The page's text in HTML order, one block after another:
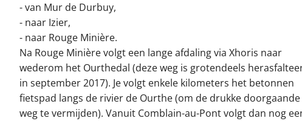
- van Mur de Durbuy,
- naar Izier,
- naar Rouge Minière.
Na Rouge Minière volgt een lange afdaling via Xhoris naar
wederom het Ourthedal (deze weg is grotendeels
in september 2017). Je volgt enkele kilometers het betonnen
fietspad langs de rivier de Ourthe (om de drukke doorgaande
weg te vermijden). Vanuit Comblain-au-Pont volgt dan nog